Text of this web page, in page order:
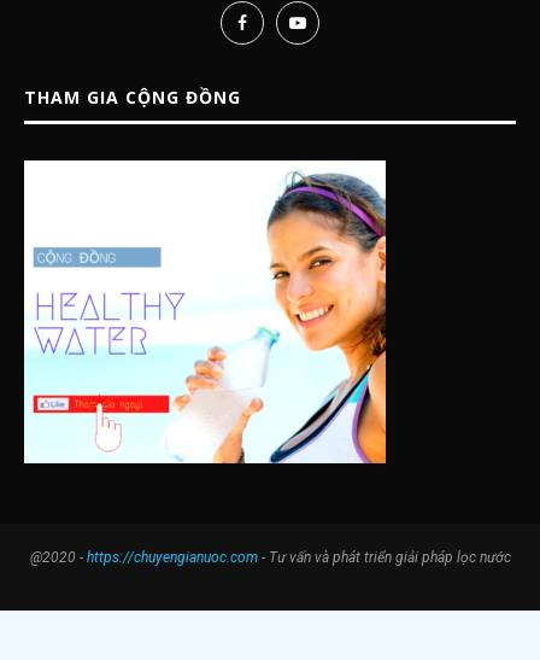
THAM GIA CỘNG ĐỒNG
@2020 - https://chuyengianuoc.com- Tư vấn và phát triển giải pháp lọc nước